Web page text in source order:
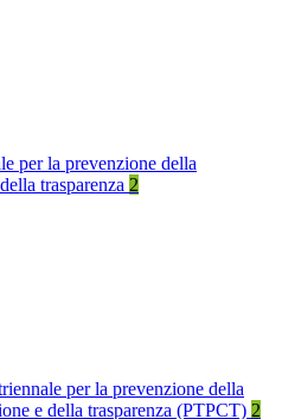
per la prevenzione della
trasparenza 2
per la prevenzione della
e della trasparenza (PTPCT) 2